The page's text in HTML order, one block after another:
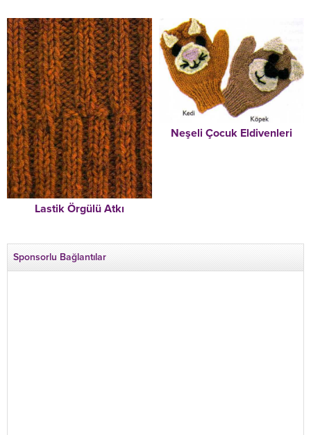
Lastik Örgülü Atkı
Neşeli Çocuk Eldivenleri
Sponsorlu Bağlantılar